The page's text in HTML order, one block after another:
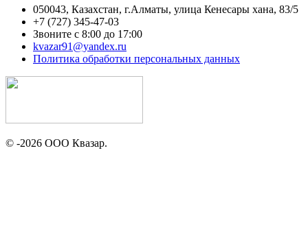
050043, Казахстан, г.Алматы, улица Кенесары хана, 83/5
+7 (727) 345-47-03
Звоните с 8:00 до 17:00
kvazar91@yandex.ru
Политика обработки персональных данных
© -2026 ООО Квазар.